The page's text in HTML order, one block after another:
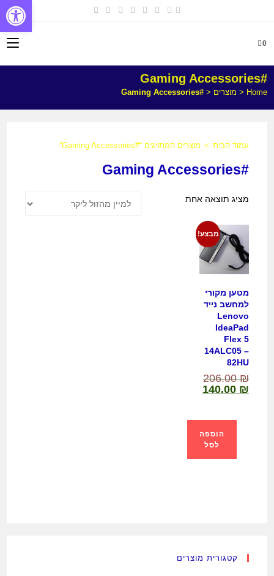
0
#Gaming Accessories
Home
< מוצרים <
#Gaming Accessories
עמוד הבית > מוצרים המתויגים “#Gaming Accessories”
#Gaming Accessories
מציג תוצאה אחת
מבצע!
מטען מקורי
למחשב נייד
Lenovo
IdeaPad
Flex 5
14ALC05 –
82HU
206.00₪
140.00 ₪
הוספה
לסל
קטגורית מוצרים